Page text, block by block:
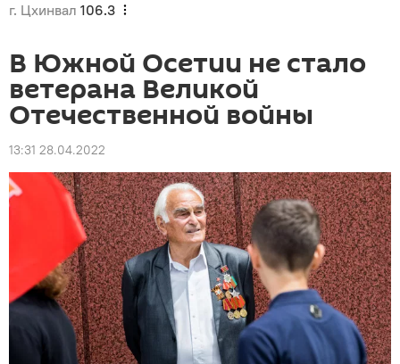
г. Цхинвал 106.3
В Южной Осетии не стало
ветерана Великой
Отечественной войны
13:31 28.04.2022